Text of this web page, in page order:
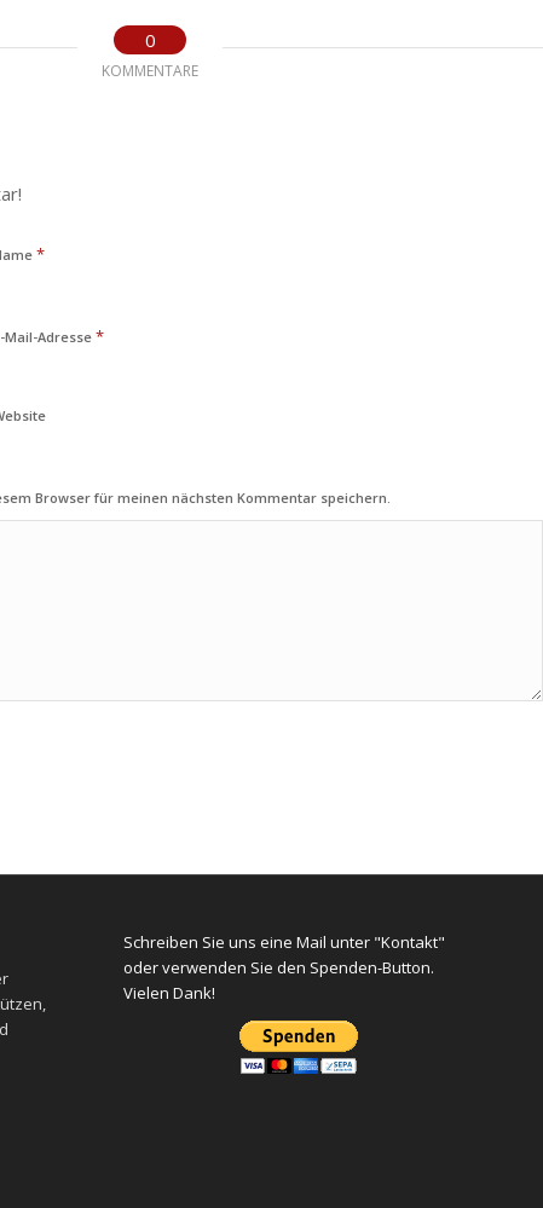
0
KOMMENTARE
*
Mail-Adresse *
Browser für meinen nächsten Kommentar speichern.
Schreiben Sie uns eine Mail unter "Kontakt"
oder verwenden Sie den Spenden-Button.
Vielen Dank!